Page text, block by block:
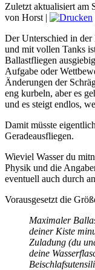
Zuletzt aktualisiert am
von Horst |
Der Unterschied in der
und mit vollen Tanks
Ballastfliegen
Aufgabe oder
Änderungen der
eng kurbeln, aber es
und es steigt endlos,
Damit müsste
Geradeausfliegen.
Wieviel Wasser du
Physik und die
eventuell auch durch
Vorausgesetzt die
Maximaler
deiner Kiste
Zuladung (du
deine